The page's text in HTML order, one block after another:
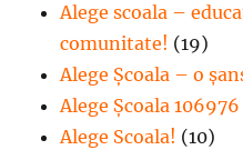
Alege scoala –
comunitate! (19)
Alege Şcoala – o
Alege Școala 106976
Alege Scoala! (10)